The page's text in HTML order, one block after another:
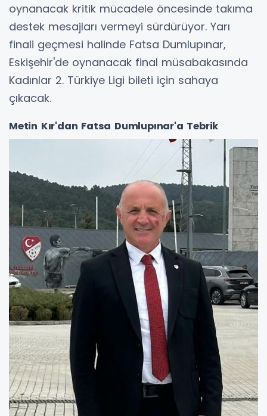
oynanacak kritik mücadele öncesinde takıma
destek mesajları vermeyi sürdürüyor. Yarı
finali geçmesi halinde Fatsa Dumlupınar,
Eskişehir'de oynanacak final müsabakasında
Kadınlar 2. Türkiye Ligi bileti için sahaya
çıkacak.
Metin Kır'dan Fatsa Dumlupınar'a Tebrik